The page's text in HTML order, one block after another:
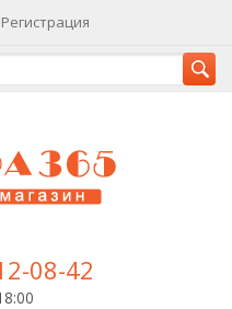
Регистрация
08-42